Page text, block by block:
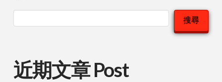
搜尋
近期文章 Post